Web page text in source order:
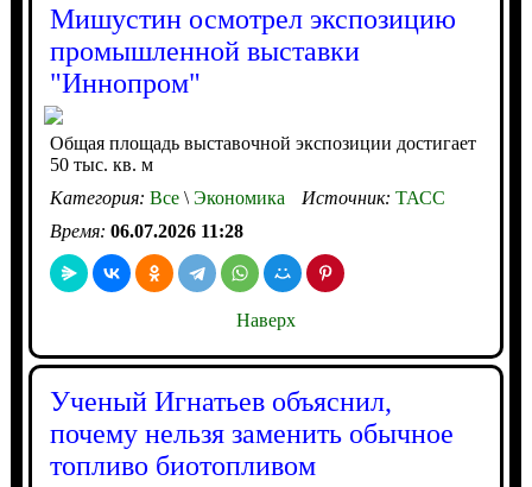
Мишустин осмотрел экспозицию
промышленной выставки
"Иннопром"
Общая площадь выставочной экспозиции достигает
50 тыс. кв. м
Категория: Все\Экономика Источник: ТАСС
Время: 06.07.2026 11:28
Наверх
Ученый Игнатьев объяснил,
почему нельзя заменить обычное
топливо биотопливом